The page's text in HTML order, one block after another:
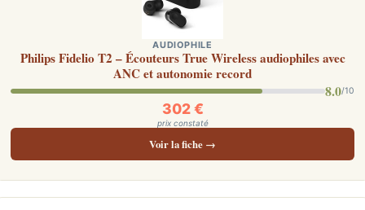
AUDIOPHILE
Philips Fidelio T2 – Écouteurs True Wireless audiophiles avec
ANC et autonomie record
8.0/10
302 €
prix constaté
Voir la fiche →